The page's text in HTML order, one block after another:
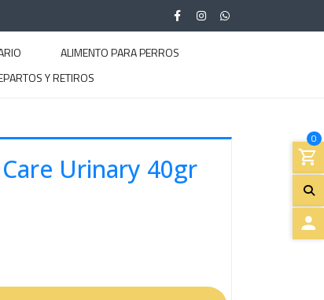
ALIMENTO PARA PERROS
Y RETIROS
0
Urinary 40gr